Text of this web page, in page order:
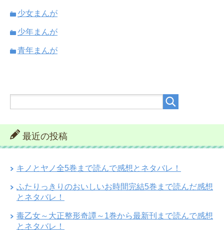
少女まんが
少年まんが
青年まんが
最近の投稿
キノとヤノ全5巻まで読んで感想とネタバレ！
ふたりっきりのおいしいお時間完結5巻まで読んだ感想
とネタバレ！
毒乙女～大正整形奇譚～1巻から最新刊まで読んで感想
とネタバレ！